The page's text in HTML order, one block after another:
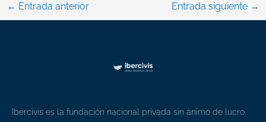
← Entrada anterior Entrada siguiente →
Ibercivis es la fundación nacional privada sin ánimo de lucro